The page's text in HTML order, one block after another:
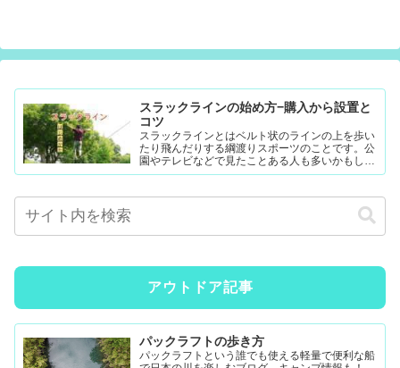
スラックラインの始め方−購入から設置と
コツ
スラックラインとはベルト状のラインの上を歩い
たり飛んだりする綱渡りスポーツのことです。公
園やテレビなどで見たことある人も多いかもしれ
ません。難易度調整が簡単なので幼児から大人ま
アウトドア記事
パックラフトの歩き方
パックラフトという誰でも使える軽量で便利な船